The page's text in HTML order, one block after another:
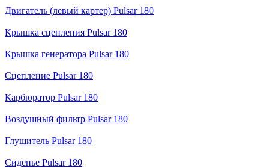
Двигатель (левый картер) Pulsar 180
Крышка сцепления Pulsar 180
Крышка генератора Pulsar 180
Сцепление Pulsar 180
Карбюратор Pulsar 180
Воздушный фильтр Pulsar 180
Глушитель Pulsar 180
Сиденье Pulsar 180